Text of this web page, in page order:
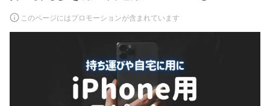
このページにはプロモーションが含まれています